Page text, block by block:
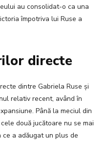
au consolidat-o ca una
împotriva lui Ruse a
directe
dintre Gabriela Ruse și
relativ recent, având în
Până la meciul din
două jucătoare nu se mai
a adăugat un plus de